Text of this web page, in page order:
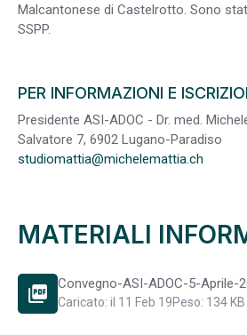
Malcantonese di Castelrotto. Sono
SSPP.
PER INFORMAZIONI E
Presidente ASI-ADOC - Dr. med.
Salvatore 7, 6902 Lugano-Paradiso
studiomattia@michelemattia.ch
MATERIALI
picture_as_pdf Convegno-ASI-ADOC-5-Aprile-
Caricato: il 11 Feb 19Peso: 134 KB